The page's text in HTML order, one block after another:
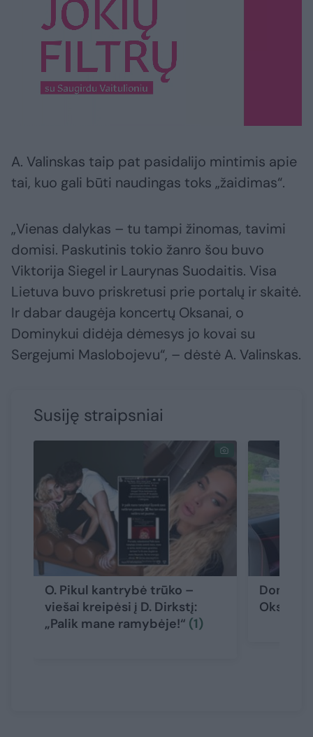
A. Valinskas taip pat pasidalijo mintimis apie
tai, kuo gali būti naudingas toks „žaidimas“.
„Vienas dalykas – tu tampi žinomas, tavimi
domisi. Paskutinis tokio žanro šou buvo
Viktorija Siegel ir Laurynas Suodaitis. Visa
Lietuva buvo priskretusi prie portalų ir skaitė.
Ir dabar daugėja koncertų Oksanai, o
Dominykui didėja dėmesys jo kovai su
Sergejumi Maslobojevu“, – dėstė A. Valinskas.
Susiję straipsniai
O. Pikul kantrybė trūko –
viešai kreipėsi į D. Dirkstį:
„Palik mane ramybėje!“ (1)